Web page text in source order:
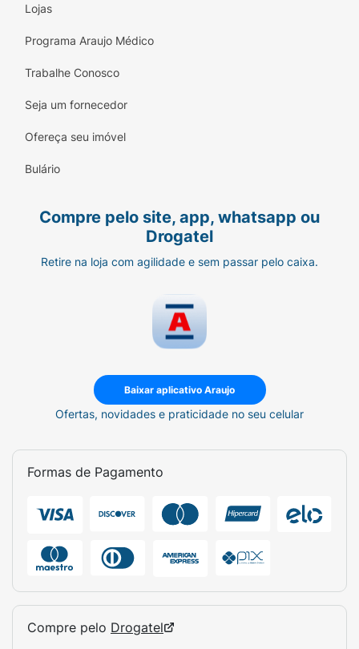
Lojas
Programa Araujo Médico
Trabalhe Conosco
Seja um fornecedor
Ofereça seu imóvel
Bulário
Compre pelo site, app, whatsapp ou
Drogatel
Retire na loja com agilidade e sem passar pelo caixa.
Baixar aplicativo Araujo
Ofertas, novidades e praticidade no seu celular
Formas de Pagamento
Compre pelo Drogatel